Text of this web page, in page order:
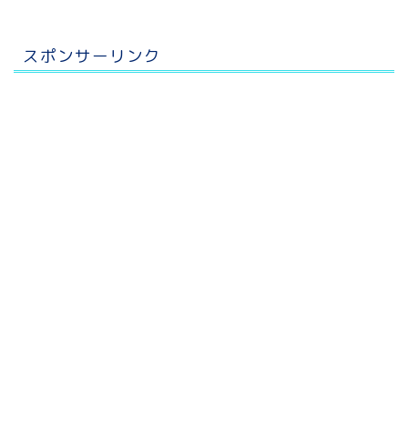
スポンサーリンク